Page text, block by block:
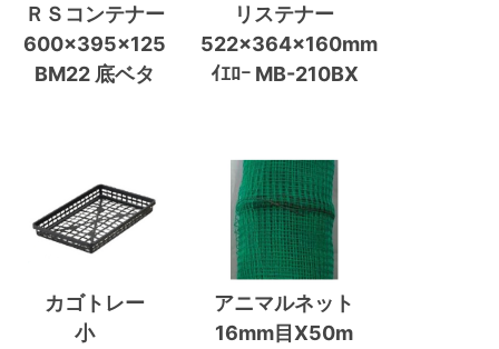
ＲＳコンテナー
600×395×125
BM22 底ベタ
リステナー
522×364×160mm
ｲｴﾛｰ MB-210BX
カゴトレー
小
アニマルネット
16mm目X50m